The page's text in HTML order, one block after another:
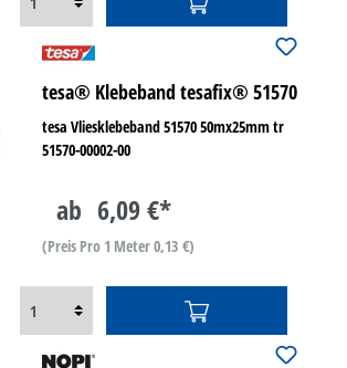
tesa® Klebeband tesafix® 51570
tesa Vliesklebeband 51570 50mx25mm tr
51570-00002-00
ab 6,09 €*
(Preis Pro 1 Meter 0,13 €)